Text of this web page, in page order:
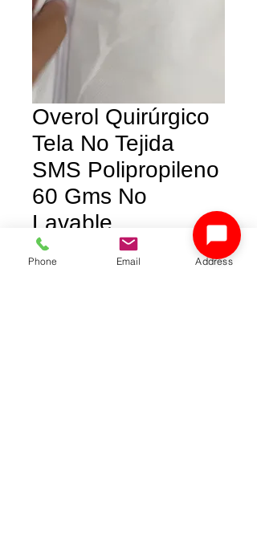
Overol Quirúrgico
Tela No Tejida
SMS Polipropileno
60 Gms No
Lavable
COP 18,000 Price
Phone Email Address